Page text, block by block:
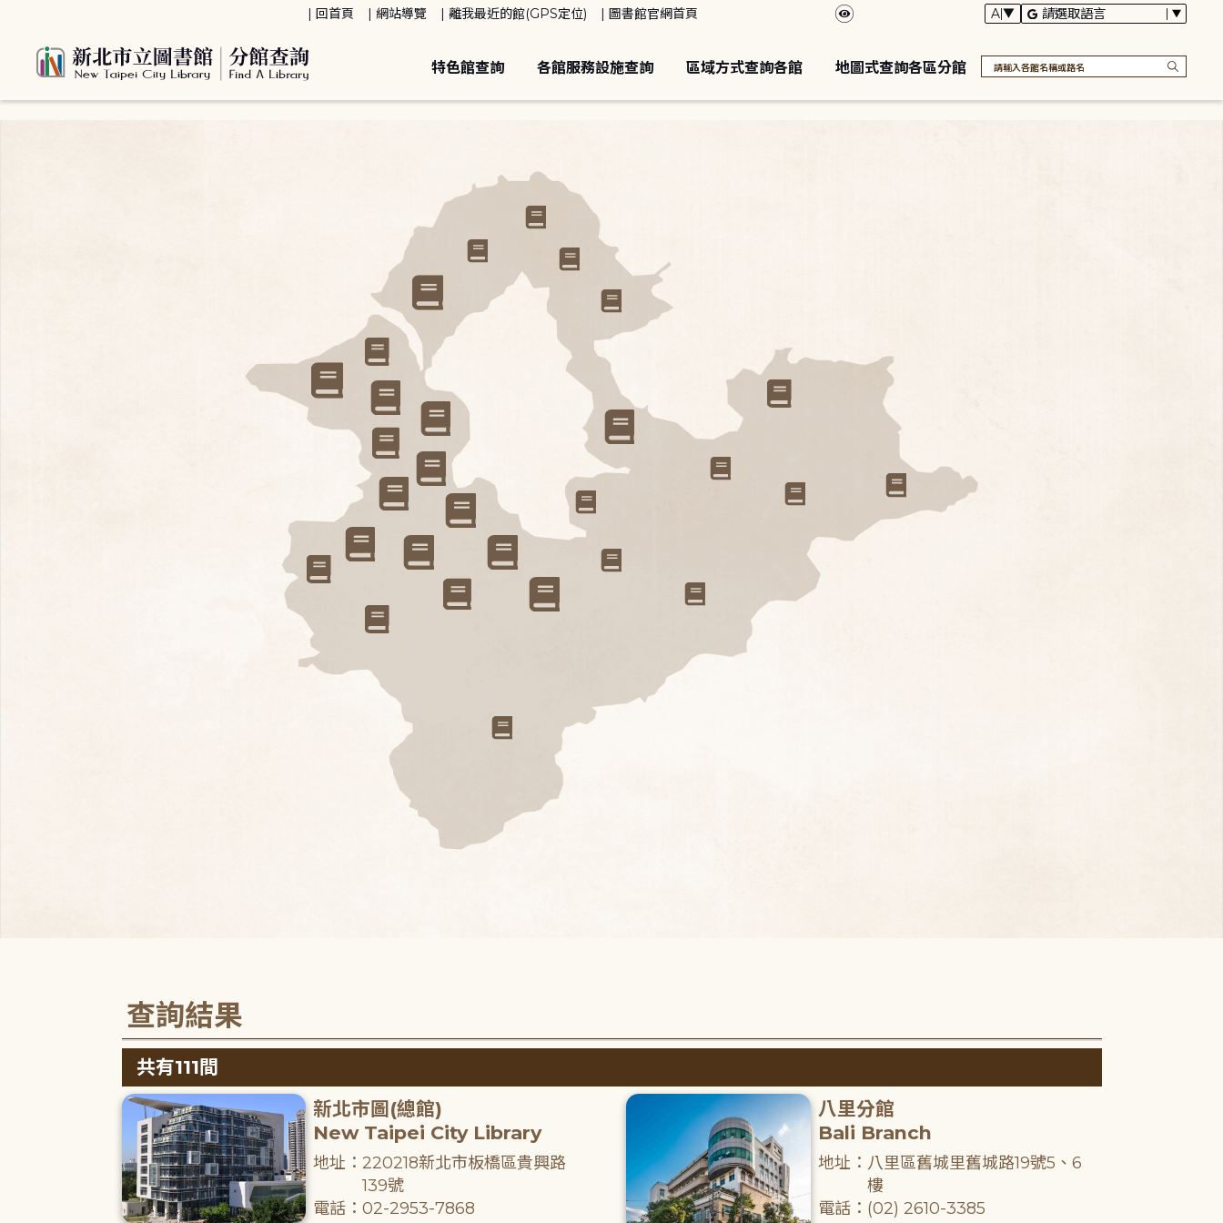
回首頁 網站導覽 離我最近的館(GPS定位) 圖書館官網首頁
特色館查詢 各館服務設施查詢 區域方式查詢各館 地圖式查詢各區分館
查詢結果
共有111間
新北市圖(總館)
New Taipei City Library
地址：220218新北市板橋區貴興路
139號
電話：02-2953-7868
八里分館
Bali Branch
地址：八里區舊城里舊城路19號5、6
樓
電話：(02) 2610-3385